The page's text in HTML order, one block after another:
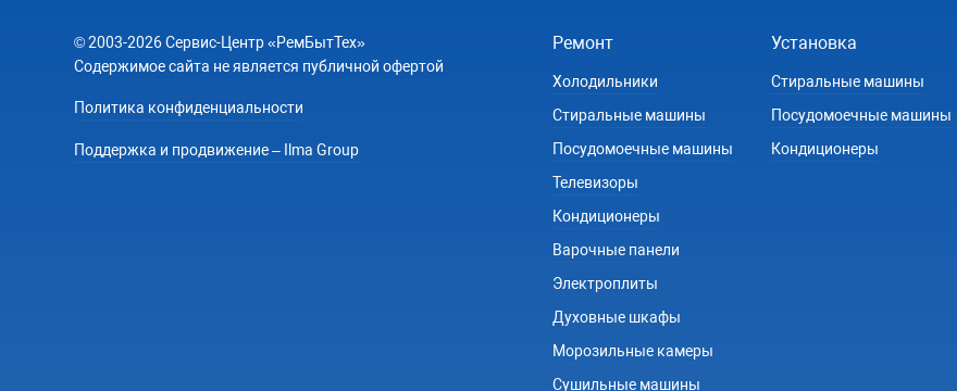
© 2003-2026 Сервис-Центр «РемБытТех»
Содержимое сайта не является публичной офертой
Политика конфиденциальности
Поддержка и продвижение – Ilma Group
Ремонт
Холодильники
Стиральные машины
Посудомоечные машины
Телевизоры
Кондиционеры
Варочные панели
Электроплиты
Духовные шкафы
Морозильные камеры
Сушильные машины
Установка
Стиральные машины
Посудомоечные машины
Кондиционеры